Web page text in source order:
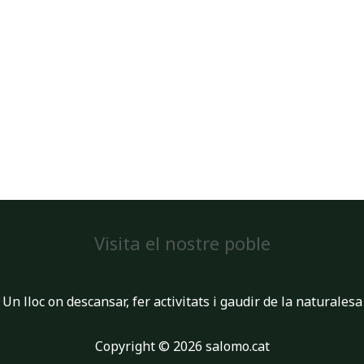
Visita el nostre poble
Un lloc on descansar, fer activitats i gaudir de la naturalesa
Copyright © 2026 salomo.cat